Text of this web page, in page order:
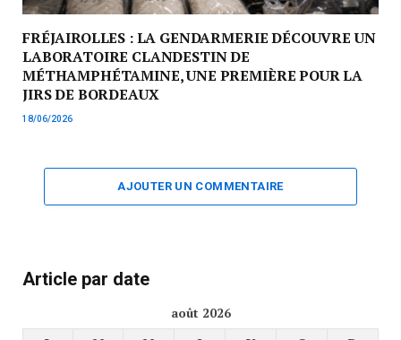
FRÉJAIROLLES : LA GENDARMERIE DÉCOUVRE UN
LABORATOIRE CLANDESTIN DE
MÉTHAMPHÉTAMINE, UNE PREMIÈRE POUR LA
JIRS DE BORDEAUX
18/06/2026
AJOUTER UN COMMENTAIRE
Article par date
août 2026